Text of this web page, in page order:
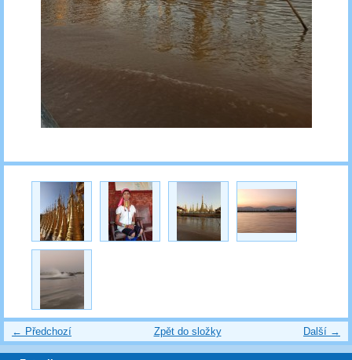
← Předchozí Další →
Zpět do složky